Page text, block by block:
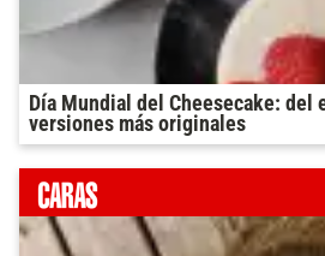
Día Mundial del Cheesecake: del
versiones más originales